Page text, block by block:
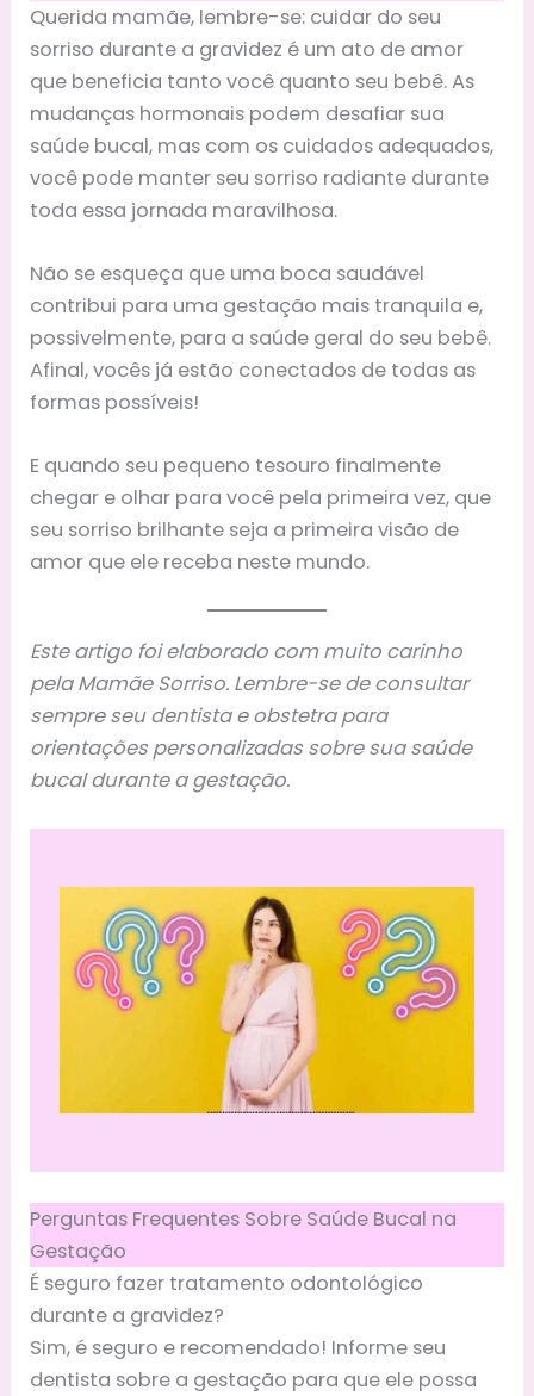
Querida mamãe, lembre-se: cuidar do seu
sorriso durante a gravidez é um ato de amor
que beneficia tanto você quanto seu bebê. As
mudanças hormonais podem desafiar sua
saúde bucal, mas com os cuidados adequados,
você pode manter seu sorriso radiante durante
toda essa jornada maravilhosa.
Não se esqueça que uma boca saudável
contribui para uma gestação mais tranquila e,
possivelmente, para a saúde geral do seu bebê.
Afinal, vocês já estão conectados de todas as
formas possíveis!
E quando seu pequeno tesouro finalmente
chegar e olhar para você pela primeira vez, que
seu sorriso brilhante seja a primeira visão de
amor que ele receba neste mundo.
Este artigo foi elaborado com muito carinho
pela Mamãe Sorriso. Lembre-se de consultar
sempre seu dentista e obstetra para
orientações personalizadas sobre sua saúde
bucal durante a gestação.
Perguntas Frequentes Sobre Saúde Bucal na
Gestação
É seguro fazer tratamento odontológico
durante a gravidez?
Sim, é seguro e recomendado! Informe seu
dentista sobre a gestação para que ele possa